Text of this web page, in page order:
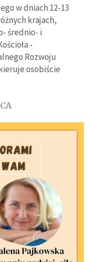
w dniach 12-13
krajach,
średnio- i
-
Rozwoju
osobiście